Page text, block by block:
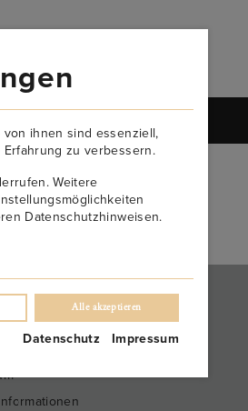
ihnen sind essenziell,
zu verbessern.
Weitere
Datenschutzhinweisen.
Alle akzeptieren
Datenschutz Impressum